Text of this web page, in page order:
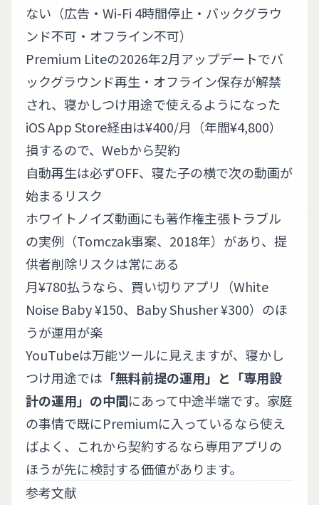
ない（広告・Wi-Fi 4時間停止・バックグラウ
ンド不可・オフライン不可）
Premium Liteの2026年2月アップデートでバ
ックグラウンド再生・オフライン保存が解禁
され、寝かしつけ用途で使えるようになった
iOS App Store経由は¥400/月（年間¥4,800）
損するので、Webから契約
自動再生は必ずOFF、寝た子の横で次の動画が
始まるリスク
ホワイトノイズ動画にも著作権主張トラブル
の実例（Tomczak事案、2018年）があり、提
供者削除リスクは常にある
月¥780払うなら、買い切りアプリ（White
Noise Baby ¥150、Baby Shusher ¥300）のほ
うが運用が楽
YouTubeは万能ツールに見えますが、寝かし
つけ用途では 「無料前提の運用」と「専用設
計の運用」の中間にあって中途半端です。家庭
の事情で既にPremiumに入っているなら使え
ばよく、これから契約するなら専用アプリの
ほうが先に検討する価値があります。
参考文献